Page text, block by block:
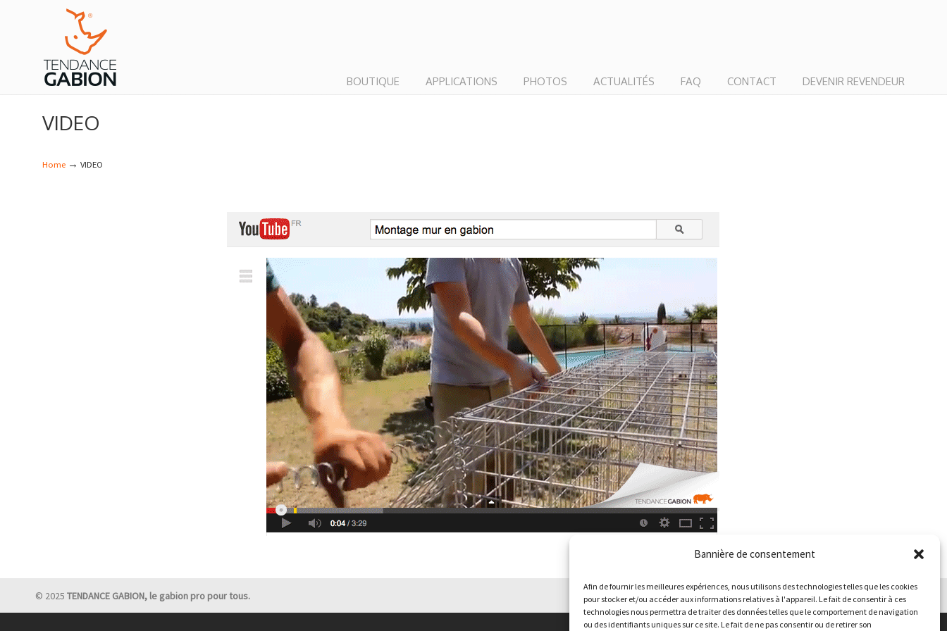
Bannière de consentement
Afin de fournir les meilleures expériences, nous utilisons des technologies telles que les cookies
pour stocker et/ou accéder aux informations relatives à l'appareil. Le fait de consentir à ces
technologies nous permettra de traiter des données telles que le comportement de navigation
ou des identifiants uniques sur ce site. Le fait de ne pas consentir ou de retirer son
BOUTIQUE APPLICATIONS PHOTOS ACTUALITÉS FAQ CONTACT DEVENIR REVENDEUR
Navigation
VIDEO
Home →VIDEO
© 2025TENDANCE GABION, le gabion pro pour tous.